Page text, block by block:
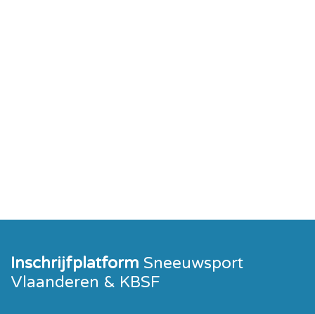
Inschrijfplatform Sneeuwsport
Vlaanderen & KBSF